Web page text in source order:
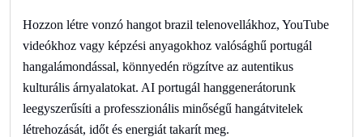
Hozzon létre vonzó hangot brazil telenovellákhoz, YouTube
videókhoz vagy képzési anyagokhoz valósághű portugál
hangalámondással, könnyedén rögzítve az autentikus
kulturális árnyalatokat. AI portugál hanggenerátorunk
leegyszerűsíti a professzionális minőségű hangátvitelek
létrehozását, időt és energiát takarít meg.